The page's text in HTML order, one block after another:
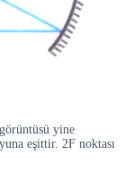
yine
eşittir. 2F noktası